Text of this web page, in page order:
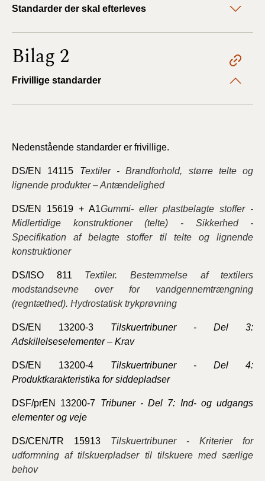
Standarder der skal efterleves
Bilag 2
Frivillige standarder
Nedenstående standarder er frivillige.
DS/EN 14115 Textiler - Brandforhold, større telte og
lignende produkter – Antændelighed
DS/EN 15619 + A1Gummi- eller plastbelagte stoffer -
Midlertidige konstruktioner (telte) - Sikkerhed -
Specifikation af belagte stoffer til telte og lignende
konstruktioner
DS/ISO 811 Textiler. Bestemmelse af textilers
modstandsevne over for vandgennemtrængning
(regntæthed). Hydrostatisk trykprøvning
DS/EN 13200-3 Tilskuertribuner - Del 3:
Adskillelseselementer – Krav
DS/EN 13200-4 Tilskuertribuner - Del 4:
Produktkarakteristika for siddepladser
DSF/prEN 13200-7 Tribuner - Del 7: Ind- og udgangs
elementer og veje
DS/CEN/TR 15913 Tilskuertribuner - Kriterier for
udformning af tilskuerpladser til tilskuere med særlige
behov